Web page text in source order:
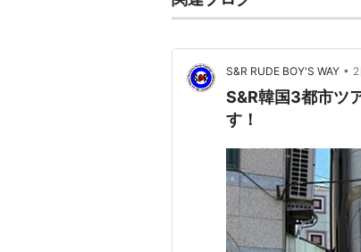
S&R RUDE BOY'S WAY •
S&R韓国3都市ツ
す！